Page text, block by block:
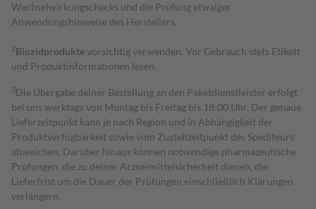
Wechselwirkungschecks und die Prüfung etwaiger
Anwendungshinweise des Herstellers.
2Biozidproduktevorsichtig verwenden. Vor Gebrauch stets Etikett
und Produktinformationen lesen.
3Die Übergabe deiner Bestellung an den Paketdienstleister erfolgt
bei uns werktags von Montag bis Freitag bis 18:00 Uhr. Der genaue
Lieferzeitpunkt kann je nach Region und in Abhängigkeit der
Produktverfügbarkeit sowie vom Zustellzeitpunkt des Spediteurs
abweichen. Darüber hinaus können notwendige pharmazeutische
Prüfungen, die zu deiner Arzneimittelsicherheit dienen, die
Lieferfrist um die Dauer der Prüfungen einschließlich Klärungen
verlängern.